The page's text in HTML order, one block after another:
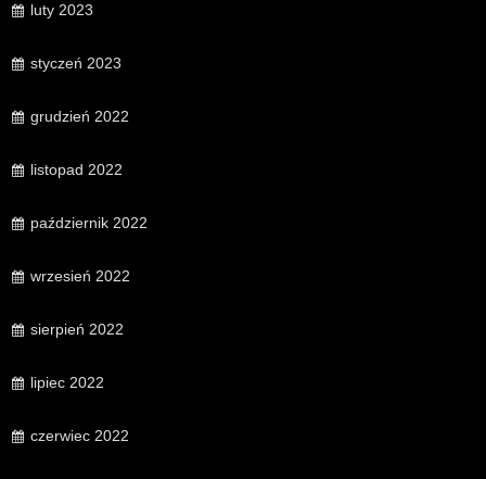
luty 2023
styczeń 2023
grudzień 2022
listopad 2022
październik 2022
wrzesień 2022
sierpień 2022
lipiec 2022
czerwiec 2022